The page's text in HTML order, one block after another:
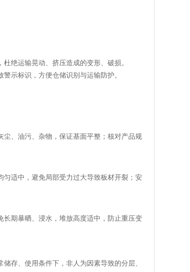
绝运输晃动、挤压造成的变形、破损。
示标识，方便仓储识别与运输防护。
、油污、杂物，保证基面平整；核对产品规
适中，避免局部受力过大导致板材开裂；安
期暴晒、浸水，堆放高度适中，防止重压变
存、使用条件下，非人为因素导致的分层、